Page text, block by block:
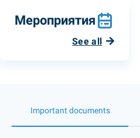
Мероприятия
See all
Important documents